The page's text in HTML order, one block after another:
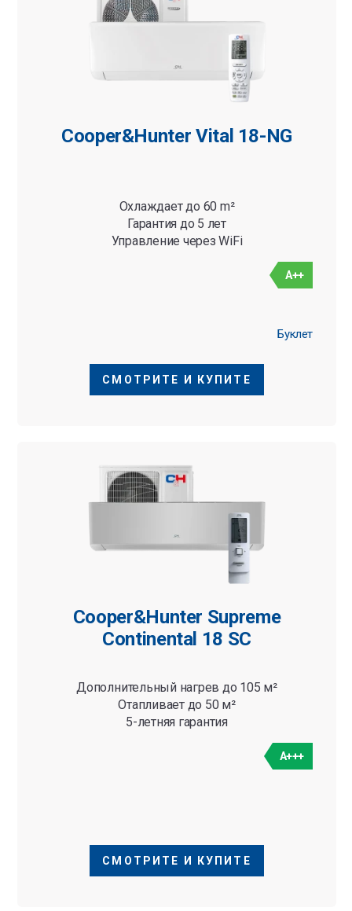
Cooper&Hunter Vital 18-NG
Охлаждает до 60 m²
Гарантия до 5 лет
Управление через WiFi
A++
Буклет
СМОТРИТЕ И КУПИТЕ
Cooper&Hunter Supreme
Continental 18 SC
Дополнительный нагрев до 105 м²
Отапливает до 50 м²
5-летняя гарантия
A+++
СМОТРИТЕ И КУПИТЕ